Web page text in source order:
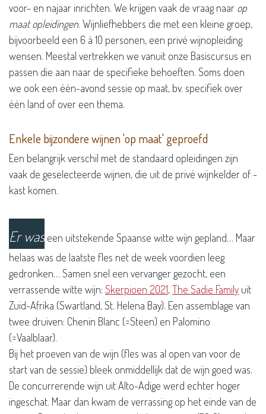
voor- en najaar inrichten. We krijgen vaak de vraag naar op
maat opleidingen. Wijnliefhebbers die met een kleine groep,
bijvoorbeeld een 6 à 10 personen, een privé wijnopleiding
wensen. Meestal vertrekken we vanuit onze Basiscursus en
passen die aan naar de specifieke behoeften. Soms doen
we ook een één-avond sessie op maat, bv. specifiek over
één land of over een thema.
Enkele bijzondere wijnen 'op maat' geproefd
Een belangrijk verschil met de standaard opleidingen zijn
vaak de geselecteerde wijnen, die uit de privé wijnkelder of -
kast komen.
Er was een uitstekende Spaanse witte wijn gepland… Maar
helaas was de laatste fles net de week voordien leeg
gedronken… Samen snel een vervanger gezocht, een
verrassende witte wijn: Skerpioen 2021,The Sadie Family uit
Zuid-Afrika (Swartland, St. Helena Bay). Een assemblage van
twee druiven: Chenin Blanc (=Steen) en Palomino
(=Vaalblaar).
Bij het proeven van de wijn (fles was al open van voor de
start van de sessie) bleek onmiddellijk dat de wijn goed was.
De concurrerende wijn uit Alto-Adige werd echter hoger
ingeschat. Maar dan kwam de verrassing op het einde van de